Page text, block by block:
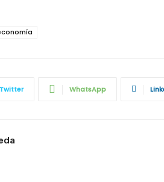
Twitter WhatsApp